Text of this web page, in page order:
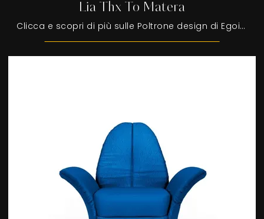
Lia Thx To Matera
Clicca e scopri di più sulle Poltrone design di Egoitaliano! Molteplici modelli in tessuto, come Lia Thx To Matera, ti aspettano.